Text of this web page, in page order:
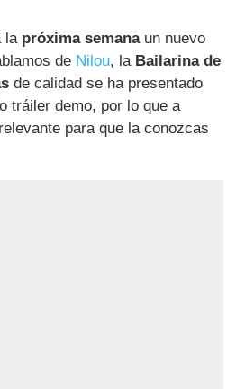
la próxima semanaun nuevo
de Nilou, la Bailarina de
de calidad se ha presentado
tráiler demo, por lo que a
para que la conozcas